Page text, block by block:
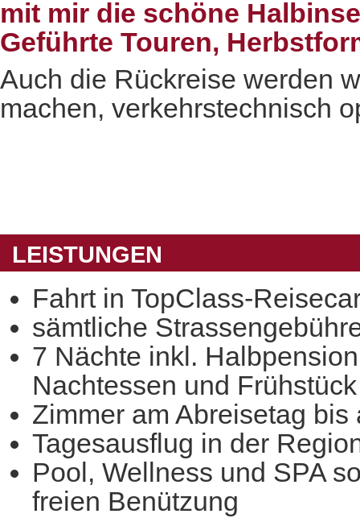
mit mir die schöne
Geführte Touren,
Auch die Rückreise werden
machen, verkehrstechnisch
LEISTUNGEN
Fahrt in TopClass-
sämtliche
7 Nächte inkl.
Nachtessen und
Zimmer am Abreisetag bis
Tagesausflug in der
Pool, Wellness und SPA
freien Benützung